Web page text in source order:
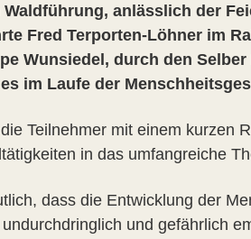
anlässlich der
Fred Terporten-Löhner im
Wunsiedel, durch den
im Laufe der
Teilnehmer mit einem kurzen
in das umfangreiche
dass die Entwicklung der
und gefährlich